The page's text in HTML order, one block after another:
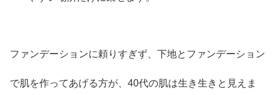
ファンデーションに頼りすぎず、下地とファンデーション
で肌を作ってあげる方が、40代の肌は生き生きと見えま